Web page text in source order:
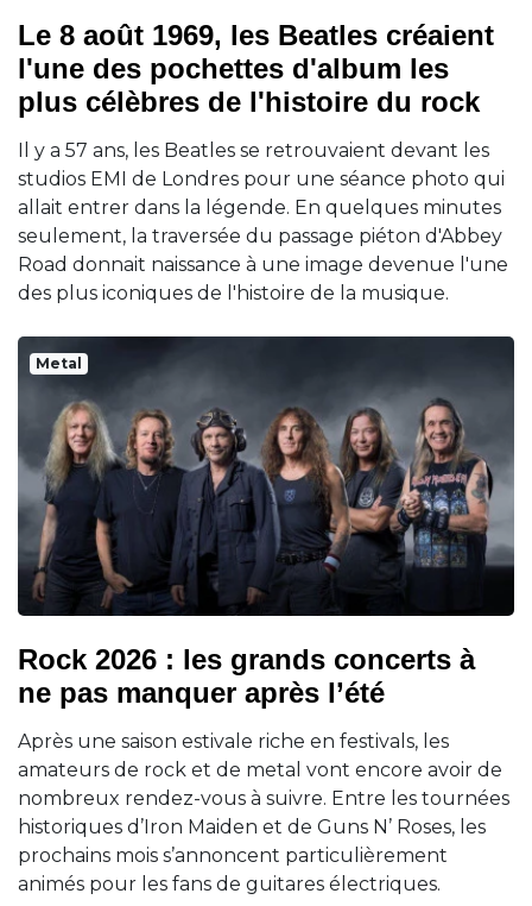
Le 8 août 1969, les Beatles créaient
l'une des pochettes d'album les
plus célèbres de l'histoire du rock
Il y a 57 ans, les Beatles se retrouvaient devant les
studios EMI de Londres pour une séance photo qui
allait entrer dans la légende. En quelques minutes
seulement, la traversée du passage piéton d'Abbey
Road donnait naissance à une image devenue l'une
des plus iconiques de l'histoire de la musique.
Metal
Rock 2026 : les grands concerts à
ne pas manquer après l’été
Après une saison estivale riche en festivals, les
amateurs de rock et de metal vont encore avoir de
nombreux rendez-vous à suivre. Entre les tournées
historiques d’Iron Maiden et de Guns N’ Roses, les
prochains mois s’annoncent particulièrement
animés pour les fans de guitares électriques.